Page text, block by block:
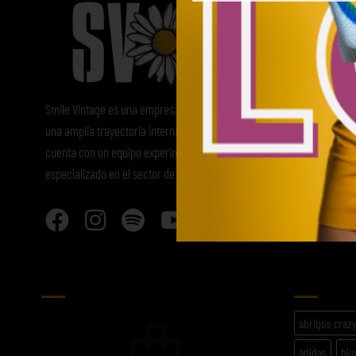
Smile Vintage es una empresa mayorista con
una amplia trayectoria internacional que
cuenta con un equipo experimentado y
especializado en el sector de la moda.
abrigos crazy
adidas